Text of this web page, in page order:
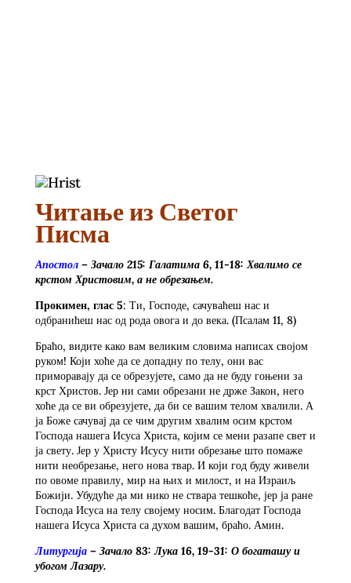
Читање из Светог
Писма
Апостол– Зачало 215: Галатима 6, 11-18: Хвалимо се
крстом Христовим, а не обрезањем.
Прокимен, глас 5: Ти, Господе, сачуваћеш нас и
одбранићеш нас од рода овога и до века. (Псалам 11, 8)
Браћо, видите како вам великим словима написах својом
руком! Који хоће да се допадну по телу, они вас
приморавају да се обрезујете, само да не буду гоњени за
крст Христов. Јер ни сами обрезани не држе Закон, него
хоће да се ви обрезујете, да би се вашим телом хвалили. А
ја Боже сачувај да се чим другим хвалим осим крстом
Господа нашега Исуса Христа, којим се мени разапе свет и
ја свету. Јер у Христу Исусу нити обрезање што помаже
нити необрезање, него нова твар. И који год буду живели
по овоме правилу, мир на њих и милост, и на Израиљ
Божији. Убудуће да ми нико не ствара тешкоће, јер ја ране
Господа Исуса на телу својему носим. Благодат Господа
нашега Исуса Христа са духом вашим, браћо. Амин.
Литургија– Зачало 83: Лука 16, 19-31: О богаташу и
убогом Лазару.